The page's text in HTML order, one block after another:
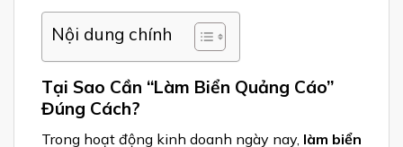
Nội dung chính
Tại Sao Cần “Làm Biển Quảng Cáo”
Đúng Cách?
Trong hoạt động kinh doanh ngày nay, làm biển